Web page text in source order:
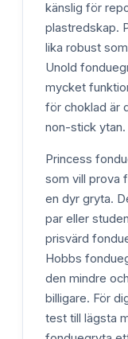
känslig för
plastredskap.
lika robust
Unold
mycket
för choklad är
non-stick ytan.
Princess
som vill prova
en dyr gryta.
par eller
prisvärd
Hobbs
den mindre
billigare. För
test till lägsta